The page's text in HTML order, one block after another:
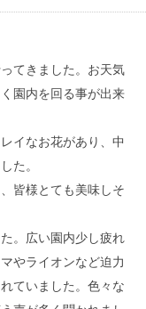
てきました。お天気
園内を回る事が出来
イなお花があり、中
た。
皆様とても美味しそ
。広い園内少し疲れ
やライオンなど迫力
ていました。色々な